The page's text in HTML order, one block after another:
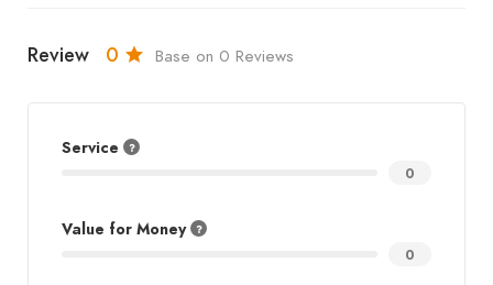
Review 0 Base on 0 Reviews
Service
0
Value for Money
0